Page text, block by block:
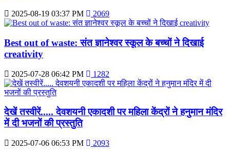
2025-08-19 03:37 PM 2069
Best out of waste: संत ज्ञानेश्वर स्कूल के बच्चों ने दिखाई
creativity
2025-07-28 06:42 PM 1282
देखें तस्वीरें..... देवशयनी एकादशी पर महिला केंद्रों ने हनुमान मंदिर
में दी भजनों की प्रस्तुति
2025-07-06 06:53 PM 2093